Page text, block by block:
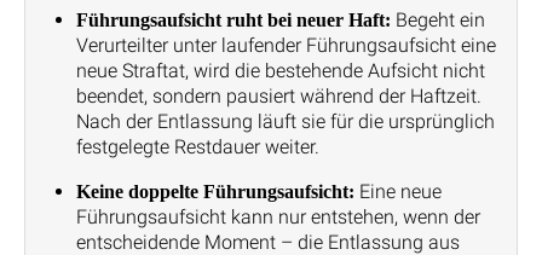
Führungsaufsicht ruht bei neuer Haft: Begeht ein
Verurteilter unter laufender Führungsaufsicht eine
neue Straftat, wird die bestehende Aufsicht nicht
beendet, sondern pausiert während der Haftzeit.
Nach der Entlassung läuft sie für die ursprünglich
festgelegte Restdauer weiter.
Keine doppelte Führungsaufsicht: Eine neue
Führungsaufsicht kann nur entstehen, wenn der
entscheidende Moment – die Entlassung aus